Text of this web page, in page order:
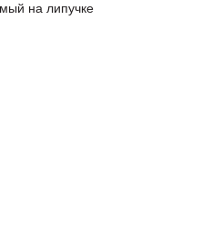
на липучке